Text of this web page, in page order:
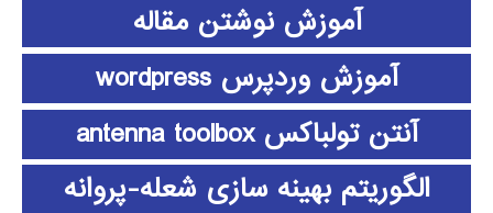
آموزش نوشتن مقاله
آموزش وردپرس wordpress
آنتن تولباکس antenna toolbox
الگوریتم بهینه سازی شعله-پروانه